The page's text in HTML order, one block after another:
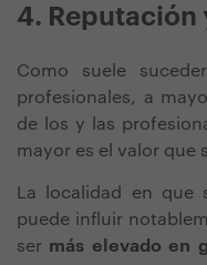
4. Reputación
Como suele
profesionales, a
de los y las
mayor es el valor que
La localidad en que
puede influir
ser más elevado en